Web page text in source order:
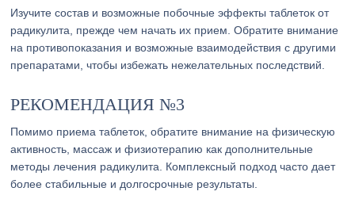
Изучите состав и возможные побочные эффекты таблеток от
радикулита, прежде чем начать их прием. Обратите внимание
на противопоказания и возможные взаимодействия с другими
препаратами, чтобы избежать нежелательных последствий.
РЕКОМЕНДАЦИЯ №3
Помимо приема таблеток, обратите внимание на физическую
активность, массаж и физиотерапию как дополнительные
методы лечения радикулита. Комплексный подход часто дает
более стабильные и долгосрочные результаты.